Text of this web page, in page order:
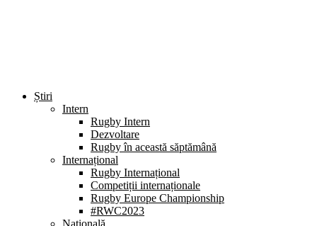
Știri
Intern
Rugby Intern
Dezvoltare
Rugby în această săptămână
Internațional
Rugby Internațional
Competiții internaționale
Rugby Europe Championship
#RWC2023
Națională